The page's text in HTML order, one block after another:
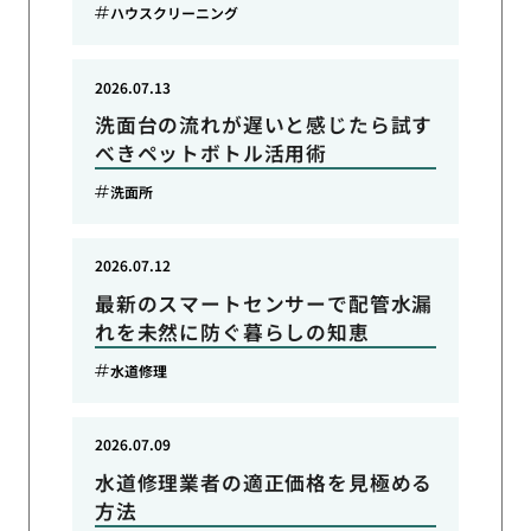
ハウスクリーニング
洗面台の流れが遅いと感じたら試す
べきペットボトル活用術
2026.07.13
洗面所
最新のスマートセンサーで配管水漏
れを未然に防ぐ暮らしの知恵
2026.07.12
水道修理
水道修理業者の適正価格を見極める
方法
2026.07.09